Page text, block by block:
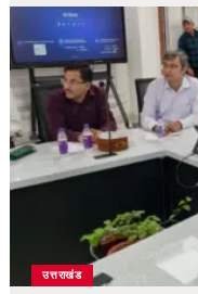
उत्तराखंड